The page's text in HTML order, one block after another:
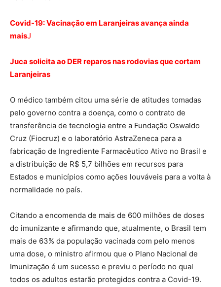
Covid-19: Vacinação em Laranjeiras avança ainda
maisJ
Juca solicita ao DER reparos nas rodovias que cortam
Laranjeiras
O médico também citou uma série de atitudes tomadas
pelo governo contra a doença, como o contrato de
transferência de tecnologia entre a Fundação Oswaldo
Cruz (Fiocruz) e o laboratório AstraZeneca para a
fabricação de Ingrediente Farmacêutico Ativo no Brasil e
a distribuição de R$ 5,7 bilhões em recursos para
Estados e municípios como ações louváveis para a volta à
normalidade no país.
Citando a encomenda de mais de 600 milhões de doses
do imunizante e afirmando que, atualmente, o Brasil tem
mais de 63% da população vacinada com pelo menos
uma dose, o ministro afirmou que o Plano Nacional de
Imunização é um sucesso e previu o período no qual
todos os adultos estarão protegidos contra a Covid-19.